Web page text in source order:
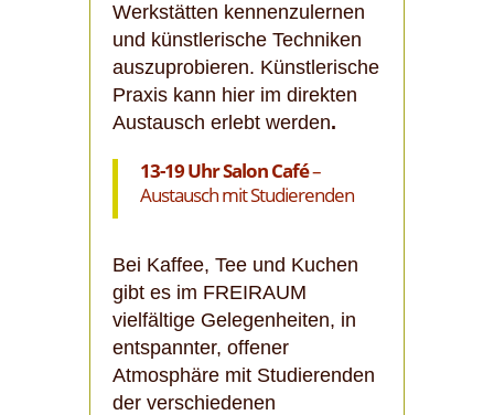
Werkstätten kennenzulernen
und künstlerische Techniken
auszuprobieren. Künstlerische
Praxis kann hier im direkten
Austausch erlebt werden.
13-19 UhrSalon Café–
Austausch mit Studierenden
Bei Kaffee, Tee und Kuchen
gibt es im FREIRAUM
vielfältige Gelegenheiten, in
entspannter, offener
Atmosphäre mit Studierenden
der verschiedenen